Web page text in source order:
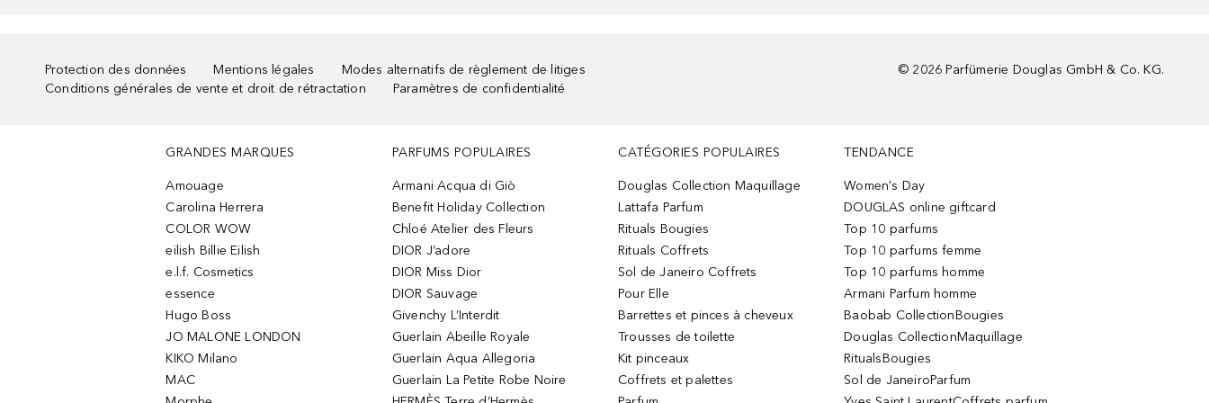
Protection des données Mentions légales
Modes alternatifs de règlement de litiges
Conditions générales de vente et droit de rétractation
Paramètres de confidentialité
© 2026 Parfümerie Douglas GmbH & Co. KG.
GRANDES MARQUES
Amouage
Carolina Herrera
COLOR WOW
eilish Billie Eilish
e.l.f. Cosmetics
essence
Hugo Boss
JO MALONE LONDON
KIKO Milano
MAC
PARFUMS POPULAIRES
Armani Acqua di Giò
Benefit Holiday Collection
Chloé Atelier des Fleurs
DIOR J’adore
DIOR Miss Dior
DIOR Sauvage
Givenchy L’Interdit
Guerlain Abeille Royale
Guerlain Aqua Allegoria
Guerlain La Petite Robe Noire
CATÉGORIES POPULAIRES
Douglas Collection Maquillage
Lattafa Parfum
Rituals Bougies
Rituals Coffrets
Sol de Janeiro Coffrets
Pour Elle
Barrettes et pinces à cheveux
Trousses de toilette
Kit pinceaux
Coffrets et palettes
TENDANCE
Women's Day
DOUGLAS online giftcard
Top 10 parfums
Top 10 parfums femme
Top 10 parfums homme
Armani Parfum homme
Baobab CollectionBougies
Douglas CollectionMaquillage
RitualsBougies
Sol de JaneiroParfum